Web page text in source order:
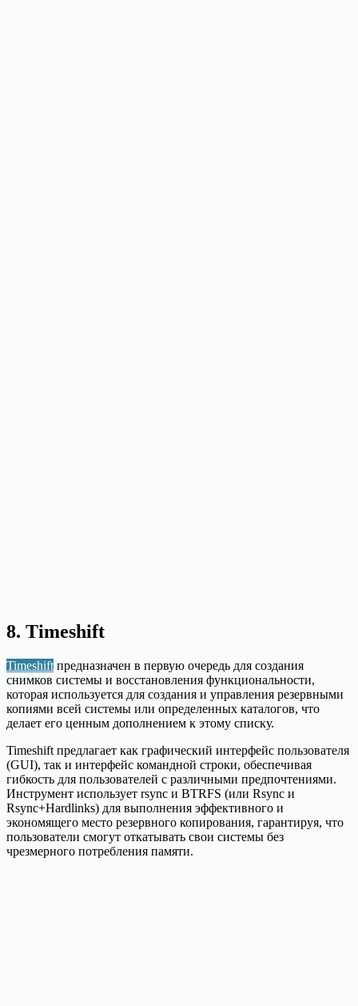
8. Timeshift
Timeshift предназначен в первую очередь для создания
снимков системы и восстановления функциональности,
которая используется для создания и управления резервными
копиями всей системы или определенных каталогов, что
делает его ценным дополнением к этому списку.
Timeshift предлагает как графический интерфейс пользователя
(GUI), так и интерфейс командной строки, обеспечивая
гибкость для пользователей с различными предпочтениями.
Инструмент использует rsync и BTRFS (или Rsync и
Rsync+Hardlinks) для выполнения эффективного и
экономящего место резервного копирования, гарантируя, что
пользователи смогут откатывать свои системы без
чрезмерного потребления памяти.